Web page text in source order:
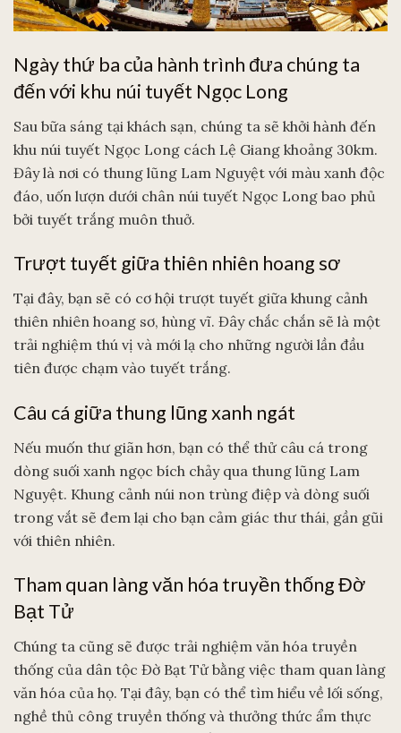
Ngày thứ ba của hành trình đưa chúng ta
đến với khu núi tuyết Ngọc Long
Sau bữa sáng tại khách sạn, chúng ta sẽ khởi hành đến
khu núi tuyết Ngọc Long cách Lệ Giang khoảng 30km.
Đây là nơi có thung lũng Lam Nguyệt với màu xanh độc
đáo, uốn lượn dưới chân núi tuyết Ngọc Long bao phủ
bởi tuyết trắng muôn thuở.
Trượt tuyết giữa thiên nhiên hoang sơ
Tại đây, bạn sẽ có cơ hội trượt tuyết giữa khung cảnh
thiên nhiên hoang sơ, hùng vĩ. Đây chắc chắn sẽ là một
trải nghiệm thú vị và mới lạ cho những người lần đầu
tiên được chạm vào tuyết trắng.
Câu cá giữa thung lũng xanh ngát
Nếu muốn thư giãn hơn, bạn có thể thử câu cá trong
dòng suối xanh ngọc bích chảy qua thung lũng Lam
Nguyệt. Khung cảnh núi non trùng điệp và dòng suối
trong vắt sẽ đem lại cho bạn cảm giác thư thái, gần gũi
với thiên nhiên.
Tham quan làng văn hóa truyền thống Đờ
Bạt Tử
Chúng ta cũng sẽ được trải nghiệm văn hóa truyền
thống của dân tộc Đờ Bạt Tử bằng việc tham quan làng
văn hóa của họ. Tại đây, bạn có thể tìm hiểu về lối sống,
nghề thủ công truyền thống và thưởng thức ẩm thực